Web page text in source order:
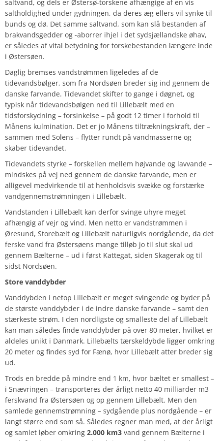
saltvand, og dels er Østersø-torskene afhængige af en vis
saltholdighed under gydningen, da deres æg ellers vil synke til
bunds og dø. Det samme saltvand, som kan slå bestanden af
brakvandsgedder og -aborrer ihjel i det sydsjællandske øhav,
er således af vital betydning for torskebestanden længere inde
i Østersøen.
Daglig bremses vandstrømmen ligeledes af de
tidevandsbølger, som fra Nordsøen breder sig ind gennem de
danske farvande. Tidevandet skifter to gange i døgnet, og
typisk når tidevandsbølgen ned til Lillebælt med en
tidsforskydning – forsinkelse – på godt 12 timer i forhold til
Månens kulmination. Det er jo Månens tiltrækningskraft, der –
sammen med Solens – flytter rundt på vandmasserne og
skaber tidevandet.
Tidevandets styrke – forskellen mellem højvande og lavvande –
mindskes på vej ned gennem de danske farvande, men er
alligevel medvirkende til at henholdsvis svække og forstærke
vandgennemstrømningen i Lillebælt.
Vandstanden i Lillebælt kan derfor svinge uhyre meget
afhængig af vejr og vind. Men netto er vandstrømmen i
Øresund, Storebælt og Lillebælt naturligvis nordgående, da det
ferske vand fra Østersøens mange tilløb jo til slut skal ud
gennem Bælterne – ud i først Kattegat, siden Skagerak og til
sidst Nordsøen.
Store vanddybder
Vanddybden i netop Lillebælt er meget svingende og byder på
de største vanddybder i de indre danske farvande – samt den
stærkeste strøm. I den nordligste og smalleste del af Lillebælt
kan man således finde vanddybder på over 80 meter, hvilket er
aldeles unikt i Danmark. Lillebælts tærskeldybde ligger omkring
20 meter og findes syd for Fænø, hvor Lillebælt atter breder sig
ud.
Trods en bredde på mindre end 1 km, hvor bæltet er smallest –
i Snævringen – transporteres der årligt netto 40 milliarder m3
ferskvand fra Østersøen og op gennem Lillebælt. Men den
samlede gennemstrømning – sydgående plus nordgående – er
langt større end som så. Således regner man med, at der årligt
og samlet løber omkring 2.000 km3 vand gennem Bælterne i